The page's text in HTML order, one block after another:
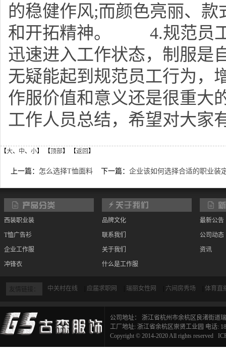
的稳健作风;而颜色亮丽、
和开拓精神。 4.规范员
迅速进入工作状态，制服是
无疑能起到规范员工行为，
作服价值和意义还是很重大
工作人员总结，希望对大家
【大、 中、 小】 【 顶部】 【返回】
上一篇： 怎么选择T恤面料 下一篇： 企业该如何选择合适的职业装
西装职业装
T恤广告衫
企业工作服
冲锋衣
品牌文化
联系我们
关于我们
什么是工作服
最新公告
公司动态
资讯
友情链接： 中关村在线 应届求职网 瑞丽女性网 六间房秀场 体育直
公司地址： 浙江省杭州市余杭区良渚街道
工厂地址: 浙江省余杭区崇贤工业园 电话:
Copyright © 2014-2020 All rights reserved